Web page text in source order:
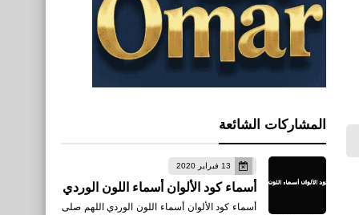
المشاركات الشائعة
13 فبراير 2020
أسماء كود الألوان أسماء اللون الوردي
أسماء كود الألوان أسماء اللون الوردي اللهم صلى